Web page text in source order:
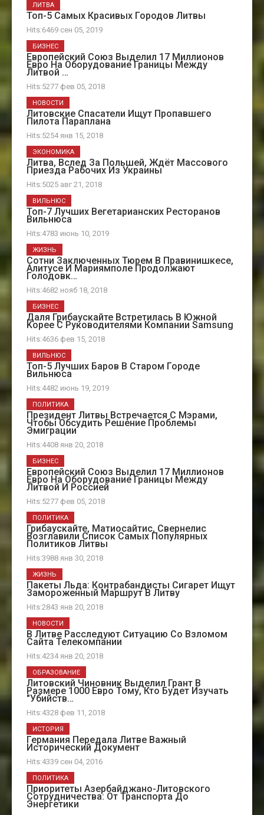
Топ-5 Самых Красивых Городов Литвы
Hits:6469 сен 05, 2019
ЛИТВА
Европейский Союз Выделил 17 Миллионов
Евро На Оборудование Границы Между
Литвой …
Hits:5277 фев 05, 2018
БИЗНЕС
Литовские Спасатели Ищут Пропавшего
Пилота Параплана
Hits:5254 янв 15, 2018
НОВОСТИ
Литва, Вслед За Польшей, Ждёт Массового
Приезда Рабочих Из Украины
Hits:5025 авг 21, 2018
ЭКОНОМИКА
Топ-7 Лучших Вегетарианских Ресторанов
Вильнюса
Hits:4783 июнь 10, 2019
ВИЛЬНЮС
Сотни Заключенных Тюрем В Правинишкесе,
Алитусе И Мариямполе Продолжают
Голодовк…
Hits:4682 нояб 18, 2018
ЖИЗНЬ
Даля Грибаускайте Встретилась В Южной
Kорее С Руководителями Компании Samsung
Hits:4636 фев 15, 2018
БИЗНЕС
Топ-5 Лучших Баров В Старом Городе
Вильнюса
Hits:4482 июнь 19, 2019
ВИЛЬНЮС
Президент Литвы Встречается С Мэрами,
Чтобы Обсудить Решение Проблемы
Эмиграции
Hits:4408 янв 20, 2018
ПОЛИТИКА
Европейский Союз Выделил 17 Миллионов
Евро На Оборудование Границы Между
Литвой И Россией
Hits:5277 фев 05, 2018
БИЗНЕС
Грибаускайте, Матиосайтис, Свернелис
Возглавили Список Самых Популярных
Политиков Литвы
Hits:3988 янв 30, 2018
ПОЛИТИКА
Пакеты Льда: Контрабандисты Сигарет Ищут
Замороженный Маршрут В Литву
Hits:2843 янв 20, 2018
ЖИЗНЬ
В Литве Расследуют Ситуацию Со Взломом
Сайта Телекомпании
Hits:4234 янв 20, 2018
НОВОСТИ
Литовский Чиновник Выделил Грант В
Размере 1000 Евро Тому, Кто Будет Изучать
"убийств…
Hits:4328 фев 11, 2018
ОБРАЗОВАНИЕ
Германия Передала Литве Важный
Исторический Документ
Hits:4339 сен 04, 2016
ИСТОРИЯ
Приоритеты Азербайджано-Литовского
Сотрудничества: От Транспорта До
Энергетики
ПОЛИТИКА